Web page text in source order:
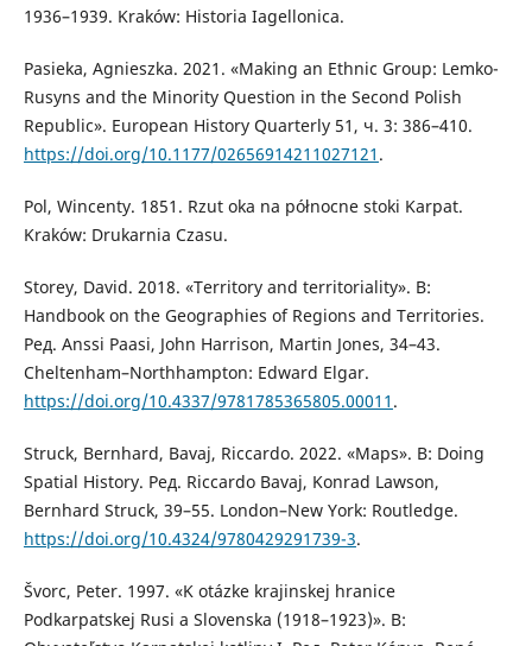
1936–1939. Kraków: Historia Iagellonica.
Pasieka, Agnieszka. 2021. «Making an Ethnic Group: Lemko-
Rusyns and the Minority Question in the Second Polish
Republic». European History Quarterly 51, ч. 3: 386–410.
https://doi.org/10.1177/02656914211027121 .
Pol, Wincenty. 1851. Rzut oka na północne stoki Karpat.
Kraków: Drukarnia Czasu.
Storey, David. 2018. «Territory and territoriality». В:
Handbook on the Geographies of Regions and Territories.
Ред. Anssi Paasi, John Harrison, Martin Jones, 34–43.
Cheltenham–Northhampton: Edward Elgar.
https://doi.org/10.4337/9781785365805.00011 .
Struck, Bernhard, Bavaj, Riccardo. 2022. «Maps». В: Doing
Spatial History. Ред. Riccardo Bavaj, Konrad Lawson,
Bernhard Struck, 39–55. London–New York: Routledge.
https://doi.org/10.4324/9780429291739-3.
Švorc, Peter. 1997. «K otázke krajinskej hranice
Podkarpatskej Rusi a Slovenska (1918–1923)». В: